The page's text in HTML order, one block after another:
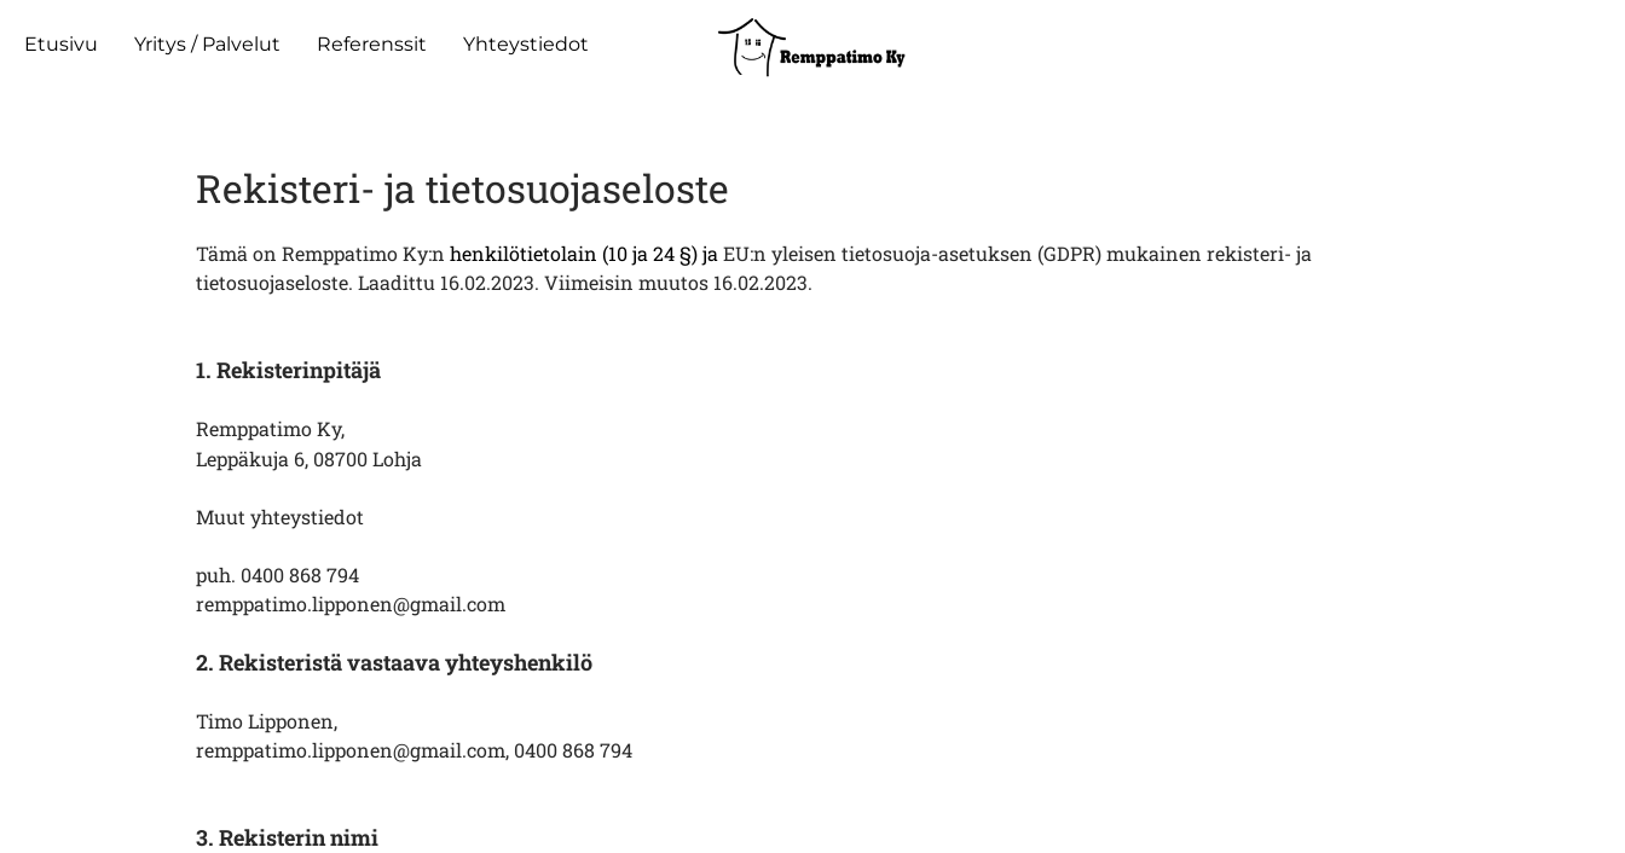
Etusivu Yritys / Palvelut Referenssit Yhteystiedot
​Rekisteri- ja tietosuojaseloste
​Tämä on Remppatimo Ky:n henkilötietolain (10 ja 24 §) ja EU:n yleisen tietosuoja-asetuksen (GDPR) mukainen rekisteri- ja
tietosuojaseloste. Laadittu 16.02.2023. Viimeisin muutos 16.02.2023.
1. Rekisterinpitäjä
Remppatimo Ky,
Leppäkuja 6, 08700 Lohja
Muut yhteystiedot
puh. 0400 868 794
remppatimo.lipponen@gmail.com
2. Rekisteristä vastaava yhteyshenkilö
Timo Lipponen,
remppatimo.lipponen@gmail.com, 0400 868 794
3. Rekisterin nimi